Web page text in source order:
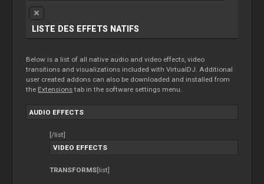
LISTE DES EFFETS NATIFS
Below is a list of all native audio and video effects, video
transitions and visualizations included with VirtualDJ. Additional
user created addons can also be downloaded and installed from
the Extensionstab in the software settings menu.
AUDIO EFFECTS
[/list]
VIDEO EFFECTS
TRANSFORMS[list]